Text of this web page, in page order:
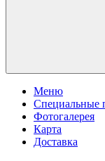
Меню
Специальные
Фотогалерея
Карта
Доставка